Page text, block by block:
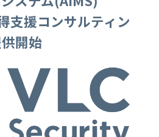
⽀援コンサルティン
開始